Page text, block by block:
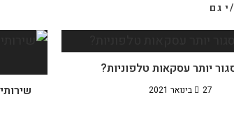
י גם
יותר עסקאות טלפוניות?
27 בינואר 2021